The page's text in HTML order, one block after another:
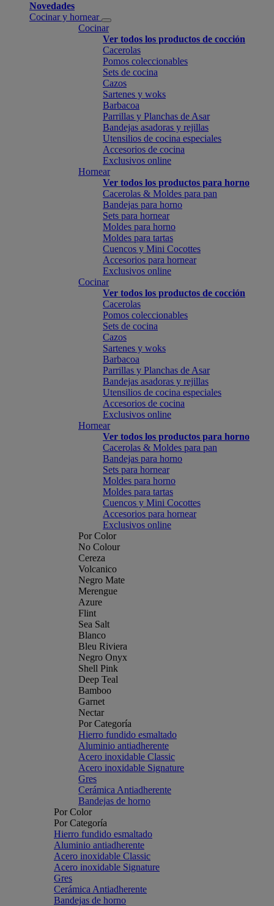
Novedades
Cocinar y hornear
Cocinar
Ver todos los productos de cocción
Cacerolas
Pomos coleccionables
Sets de cocina
Cazos
Sartenes y woks
Barbacoa
Parrillas y Planchas de Asar
Bandejas asadoras y rejillas
Utensilios de cocina especiales
Accesorios de cocina
Exclusivos online
Hornear
Ver todos los productos para horno
Cacerolas & Moldes para pan
Bandejas para horno
Sets para hornear
Moldes para horno
Moldes para tartas
Cuencos y Mini Cocottes
Accesorios para hornear
Exclusivos online
Cocinar
Ver todos los productos de cocción
Cacerolas
Pomos coleccionables
Sets de cocina
Cazos
Sartenes y woks
Barbacoa
Parrillas y Planchas de Asar
Bandejas asadoras y rejillas
Utensilios de cocina especiales
Accesorios de cocina
Exclusivos online
Hornear
Ver todos los productos para horno
Cacerolas & Moldes para pan
Bandejas para horno
Sets para hornear
Moldes para horno
Moldes para tartas
Cuencos y Mini Cocottes
Accesorios para hornear
Exclusivos online
Por Color
No Colour
Cereza
Volcanico
Negro Mate
Merengue
Azure
Flint
Sea Salt
Blanco
Bleu Riviera
Negro Onyx
Shell Pink
Deep Teal
Bamboo
Garnet
Nectar
Por Categoría
Hierro fundido esmaltado
Aluminio antiadherente
Acero inoxidable Classic
Acero inoxidable Signature
Gres
Cerámica Antiadherente
Bandejas de horno
Por Color
Por Categoría
Hierro fundido esmaltado
Aluminio antiadherente
Acero inoxidable Classic
Acero inoxidable Signature
Gres
Cerámica Antiadherente
Bandejas de horno